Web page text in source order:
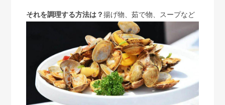
それを調理する方法は？揚げ物、茹で物、スープなど